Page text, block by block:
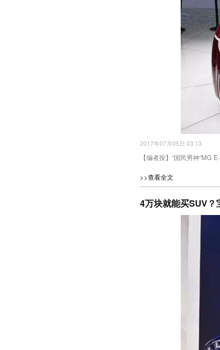
2017年07月05日 03:13
【编者按】“国民男神”MG
>>查看全文
4万块就能买SUV